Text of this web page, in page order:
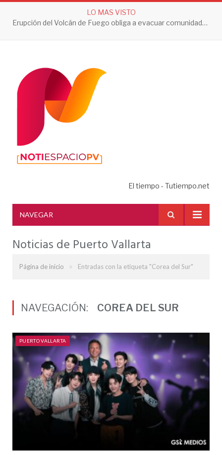
LO MAS VISTO
Erupción del Volcán de Fuego obliga a evacuar comunidades y mantiene en alerta a Guatemala
El tiempo - Tutiempo.net
NAVEGAR
Noticias de Puerto Vallarta
Página de inicio » Entradas con la etiqueta "Corea del Sur"
NAVEGACIÓN: COREA DEL SUR
PUERTO VALLARTA